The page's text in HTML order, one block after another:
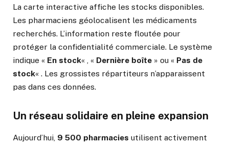
La carte interactive affiche les stocks disponibles.
Les pharmaciens géolocalisent les médicaments
recherchés. L’information reste floutée pour
protéger la confidentialité commerciale. Le système
indique « En stock« , « Dernière boîte » ou « Pas de
stock« . Les grossistes répartiteurs n’apparaissent
pas dans ces données.
Un réseau solidaire en pleine expansion
Aujourd’hui, 9 500 pharmacies utilisent activement